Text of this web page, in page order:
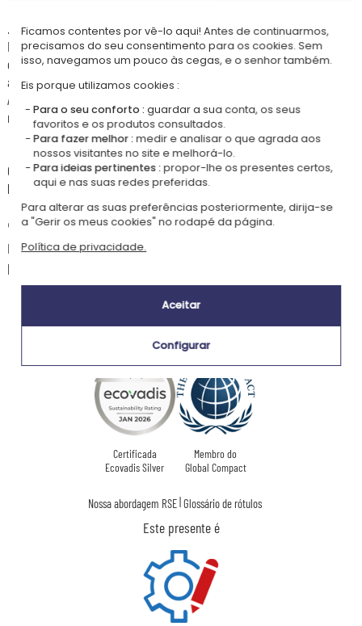
Certificada
Ecovadis Silver
Membro do
Global Compact
Nossa abordagem RSE|Glossário de rótulos
Este presente é
👶🏼Idade recomendada
Para pequenos gourmets que começam a mastigar de forma autónoma,
estes talheres acompanham o teu bebé desde cedo na aprendizagem da
autoalimentação
As pontas são em silicone de qualidade alimentar, sem odor, sem BPA
nem PVC.
Cuidados
Os talheres podem ir à máquina de lavar loiça, mas recomenda-se a
lavagem à mão para preservar melhor a gravação.
✏️Instruções de personalização
Indica os textos a gravar respeitando maiúsculas e minúsculas. A
personalização será feita exatamente como na pré-visualização.
Ficamos contentes por vê-lo aqui! Antes de continuarmos,
precisamos do seu consentimento para os cookies. Sem
isso, navegamos um pouco às cegas, e o senhor também.
Eis porque utilizamos cookies :
Para o seu conforto : guardar a sua conta, os seus
favoritos e os produtos consultados.
Para fazer melhor :medir e analisar o que agrada aos
nossos visitantes no site e melhorá-lo.
Para ideias pertinentes :propor-lhe os presentes certos,
aqui e nas suas redes preferidas.
Para alterar as suas preferências posteriormente, dirija-se
a "Gerir os meus cookies" no rodapé da página.
Política de privacidade.
Aceitar
Configurar